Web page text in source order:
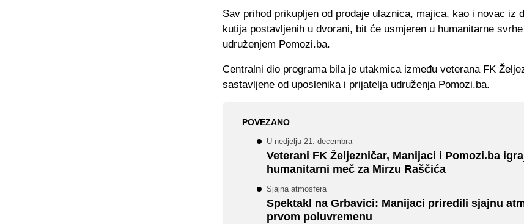
Sav prihod prikupljen od prodaje ulaznica, majica, kao i novac iz
kutija postavljenih u dvorani, bit će usmjeren u humanitarne
udruženjem Pomozi.ba.
Centralni dio programa bila je utakmica između veterana FK
sastavljene od uposlenika i prijatelja udruženja Pomozi.ba.
POVEZANO
U nedjelju 21. decembra
Veterani FK Željezničar, Manijaci i Pomozi.ba
humanitarni meč za Mirzu Raščića
Sjajna atmosfera
Spektakl na Grbavici: Manijaci priredili sjajnu
prvom poluvremenu